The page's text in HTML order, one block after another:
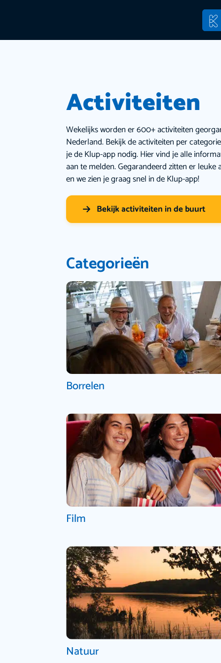
Activiteiten
Wekelijks worden er 600+ activiteiten
Nederland. Bekijk de activiteiten per
je de Klup-app nodig. Hier vind je alle
aan te melden. Gegarandeerd zitten er
en we zien je graag snel in de Klup-app!
Bekijk activiteiten in de buurt
Categorieën
Borrelen
Film
Natuur